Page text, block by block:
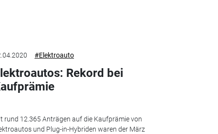
#Elektroauto
Rekord bei
rund 12.365 Anträgen auf die Kaufprämie von
und Plug-in-Hybriden waren der März